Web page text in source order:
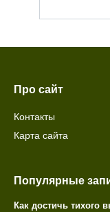
Про сайт
Контакты
Карта сайта
Популярные
Как достичь тихого